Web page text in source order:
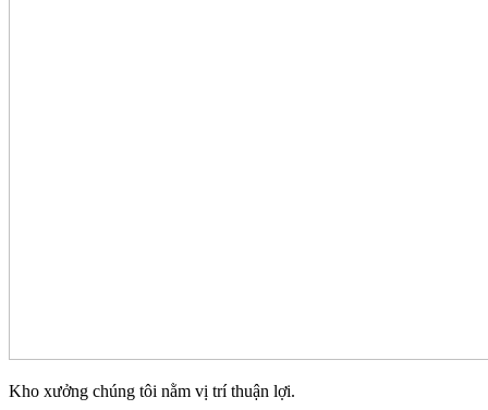
Kho xưởng chúng tôi nằm vị trí thuận lợi.